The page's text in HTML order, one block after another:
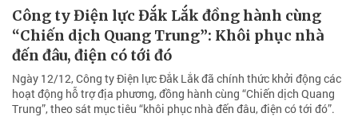
Công ty Điện lực Đắk Lắk đồng hành cùng
“Chiến dịch Quang Trung”: Khôi phục nhà
đến đâu, điện có tới đó
Ngày 12/12, Công ty Điện lực Đắk Lắk đã chính thức khởi động các
hoạt động hỗ trợ địa phương, đồng hành cùng “Chiến dịch Quang
Trung”, theo sát mục tiêu “khôi phục nhà đến đâu, điện có tới đó”.